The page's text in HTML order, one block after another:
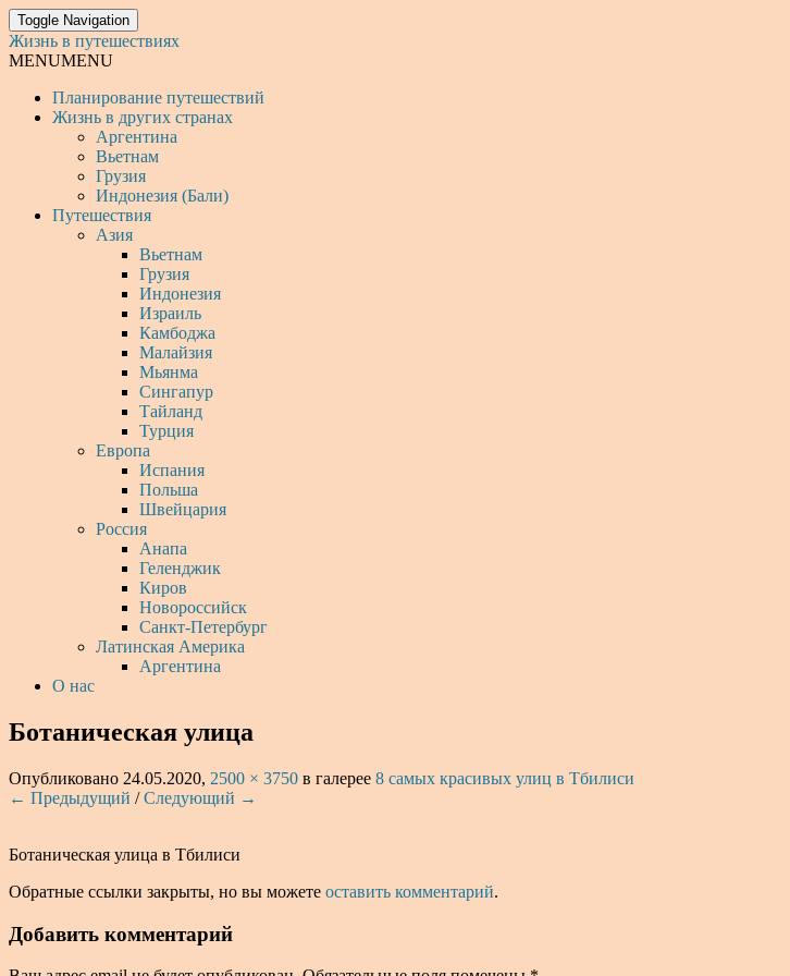
Toggle Navigation
Жизнь в путешествиях
MENUMENU
Планирование путешествий
Жизнь в других странах
Аргентина
Вьетнам
Грузия
Индонезия (Бали)
Путешествия
Азия
Вьетнам
Грузия
Индонезия
Израиль
Камбоджа
Малайзия
Мьянма
Сингапур
Тайланд
Турция
Европа
Испания
Польша
Швейцария
Россия
Анапа
Геленджик
Киров
Новороссийск
Санкт-Петербург
Латинская Америка
Аргентина
О нас
Ботаническая улица
Опубликовано 24.05.2020, 2500 × 3750 в галерее 8 самых красивых улиц в Тбилиси
← Предыдущий /Следующий →
Ботаническая улица в Тбилиси
Обратные ссылки закрыты, но вы можете оставить комментарий.
Добавить комментарий